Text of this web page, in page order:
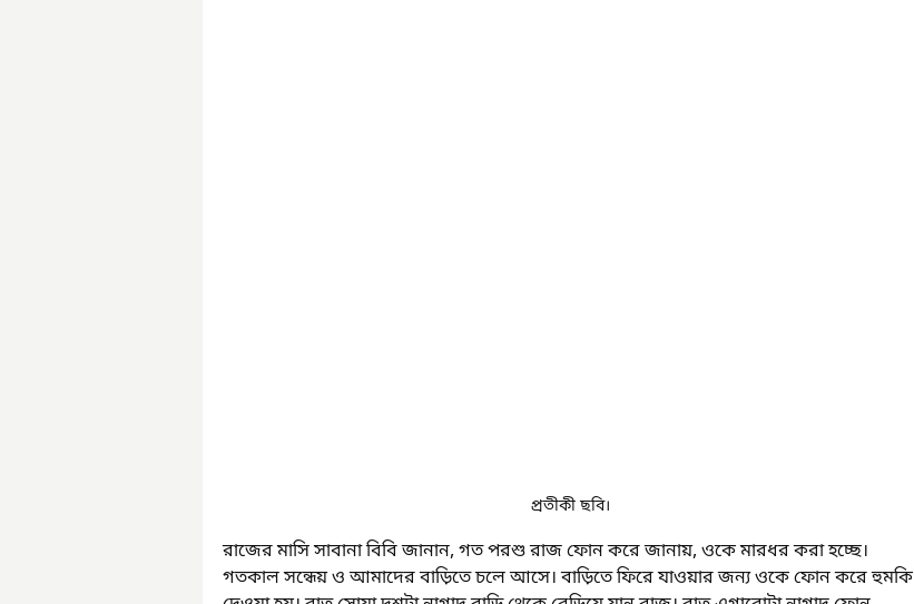
প্রতীকী ছবি।
রাজের মাসি সাবানা বিবি জানান, গত পরশু রাজ ফোন করে জানায়, ওকে মারধর করা হচ্ছে।
গতকাল সন্ধেয় ও আমাদের বাড়িতে চলে আসে। বাড়িতে ফিরে যাওয়ার জন্য ওকে ফোন করে হুমকি